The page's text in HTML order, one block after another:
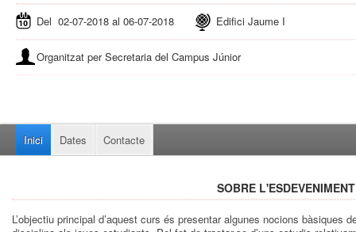
Del 02-07-2018 al 06-07-2018 Edifici Jaume I
Organitzat per Secretaria del Campus Júnior
Inici Dates Contacte
SOBRE L'ESDEVENIMENT
L’objectiu principal d’aquest curs és presentar algunes nocions bàsiques